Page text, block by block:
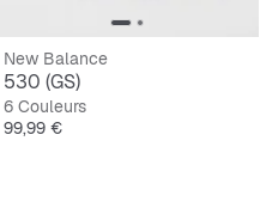
New Balance
530 (GS)
6 Couleurs
Prix
99,99 €